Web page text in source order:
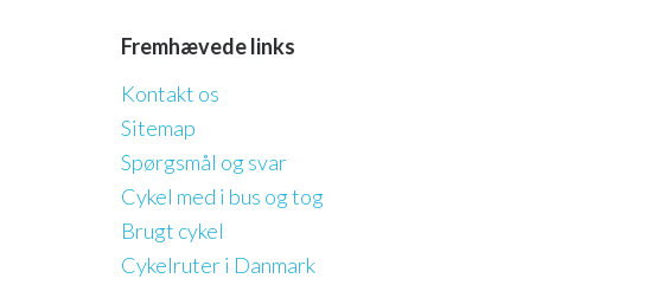
Fremhævede links
Kontakt os
Sitemap
Spørgsmål og svar
Cykel med i bus og tog
Brugt cykel
Cykelruter i Danmark